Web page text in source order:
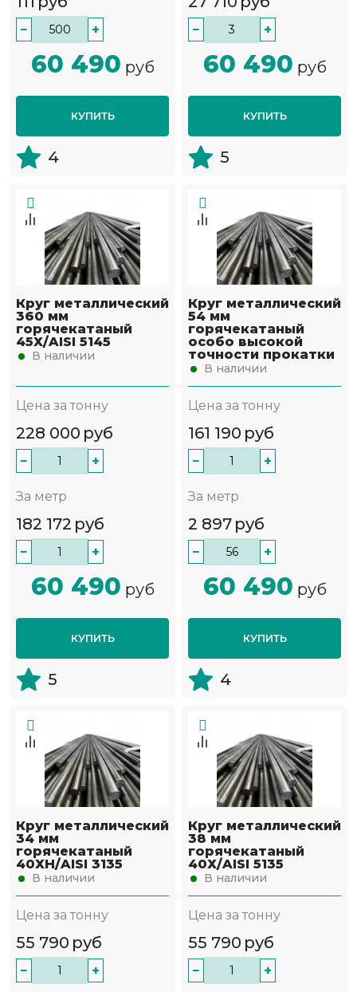
− +
60 490 руб
КУПИТЬ
4
− +
60 490 руб
КУПИТЬ
5
Круг металлический
360 мм
горячекатаный
45Х/AISI 5145
В наличии
Цена за тонну
228 000 руб
− +
За метр
182 172 руб
− +
60 490 руб
КУПИТЬ
5
Круг металлический
54 мм
горячекатаный
особо высокой
точности прокатки
В наличии
Цена за тонну
161 190 руб
− +
За метр
2 897 руб
− +
60 490 руб
КУПИТЬ
4
Круг металлический
34 мм
горячекатаный
40ХН/AISI 3135
В наличии
Цена за тонну
55 790 руб
− +
Круг металлический
38 мм
горячекатаный
40Х/AISI 5135
В наличии
Цена за тонну
55 790 руб
− +